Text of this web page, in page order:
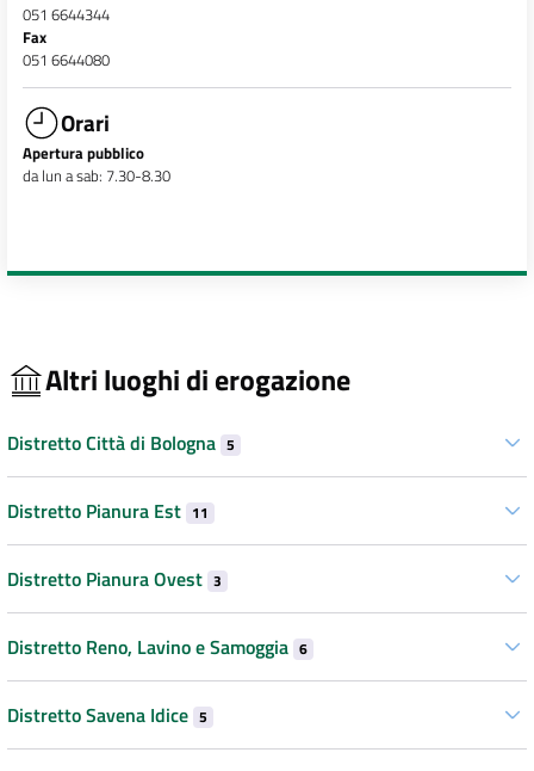
051 6644344
Fax
051 6644080
Orari
Apertura pubblico
da lun a sab: 7.30-8.30
Altri luoghi di erogazione
Distretto Città di Bologna 5
Distretto Pianura Est 11
Distretto Pianura Ovest 3
Distretto Reno, Lavino e Samoggia 6
Distretto Savena Idice 5